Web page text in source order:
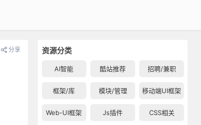
资源分类
AI智能 酷站推荐 招聘/兼职
框架/库 模块/管理 移动端UI框架
Web-UI框架 Js插件 CSS相关
分享